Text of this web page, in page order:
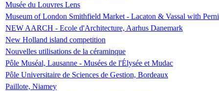
Musée du Louvres Lens
Museum of London Smithfield Market - Lacaton & Vassal with
NEW AARCH - Ecole d'Architecture, Aarhus Danemark
New Holland island competition
Nouvelles utilisations de la céraminque
Pôle Muséal, Lausanne - Musées de l'Élysée et Mudac
Pôle Universitaire de Sciences de Gestion, Bordeaux
Paillote, Niamey